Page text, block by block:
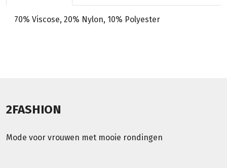
70% Viscose, 20% Nylon, 10% Polyester
2FASHION
Mode voor vrouwen met mooie rondingen